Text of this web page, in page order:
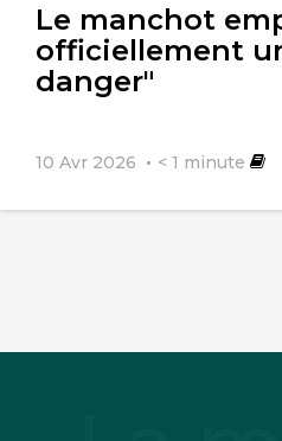
Le manchot
officiellement
danger"
10 Avr 2026 < 1 minute